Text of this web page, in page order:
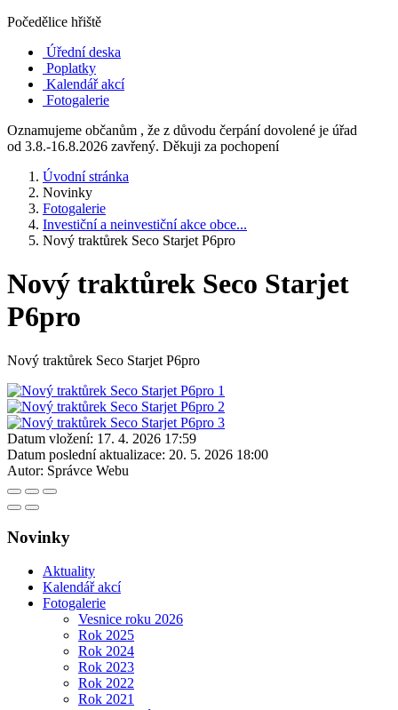
Počedělice hřiště
Úřední deska
Poplatky
Kalendář akcí
Fotogalerie
Oznamujeme občanům , že z důvodu čerpání dovolené je úřad
od 3.8.-16.8.2026 zavřený. Děkuji za pochopení
Úvodní stránka
Novinky
Fotogalerie
Investiční a neinvestiční akce obce...
Nový traktůrek Seco Starjet P6pro
Nový traktůrek Seco Starjet
P6pro
Nový traktůrek Seco Starjet P6pro
Datum vložení: 17. 4. 2026 17:59
Datum poslední aktualizace: 20. 5. 2026 18:00
Autor: Správce Webu
Novinky
Aktuality
Kalendář akcí
Fotogalerie
Vesnice roku 2026
Rok 2025
Rok 2024
Rok 2023
Rok 2022
Rok 2021